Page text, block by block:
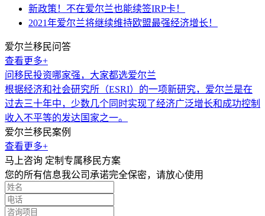
新政策！不在爱尔兰也能续签IRP卡！
2021年爱尔兰将继续维持欧盟最强经济增长！
爱尔兰移民问答
查看更多+
问移民投资哪家强，大家都选爱尔兰
根据经济和社会研究所（ESRI）的一项新研究，爱尔兰是在
过去三十年中，少数几个同时实现了经济广泛增长和成功控制
收入不平等的发达国家之一。
爱尔兰移民案例
查看更多+
马上咨询 定制专属移民方案
您的所有信息我公司承诺完全保密，请放心使用